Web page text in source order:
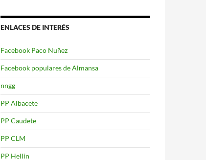
ENLACES DE INTERÉS
Facebook Paco Nuñez
Facebook populares de Almansa
nngg
PP Albacete
PP Caudete
PP CLM
PP Hellin